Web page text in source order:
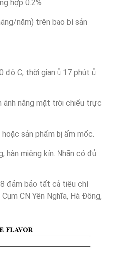
hợp 0.2%
năm) trên bao bì sản
độ C, thời gian ủ 17 phút ủ
ánh nắng mặt trời chiếu trực
sản phẩm bị ẩm mốc.
hàn miệng kín. Nhãn có đủ
đảm bảo tất cả tiêu chí
CN Yên Nghĩa, Hà Đông,